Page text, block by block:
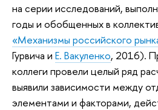
на серии исследований,
годы и обобщенных в
«Механизмы российского
Гурвича и Е. Вакуленко, 2016).
коллеги провели целый ряд
выявили зависимости между
элементами и факторами,